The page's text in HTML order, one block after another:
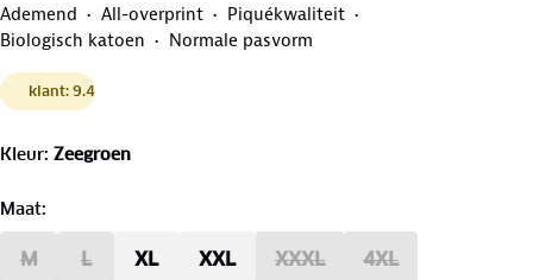
Ademend All-overprint
Piquékwaliteit
Biologisch katoen
Normale pasvorm
klant: 9.4
Kleur: Zeegroen
Maat:
M L XL XXL XXXL 4XL